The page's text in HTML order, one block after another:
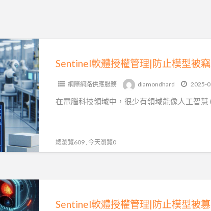
網際網路供應服務 diamondhard 2025-
在電腦科技領域中，很少有領域能像人工智慧
總瀏覽609 , 今天瀏覽0